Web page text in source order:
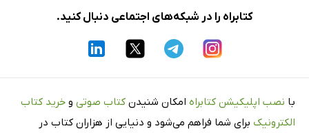
کتابراه را در شبکه‌های اجتماعی دنبال کنید.
با نصب اپلیکیشن کتابراه امکان شنیدن کتاب صوتی و خرید کتاب
الکترونیک برای شما فراهم می‌شود و دنیایی از هزاران کتاب در